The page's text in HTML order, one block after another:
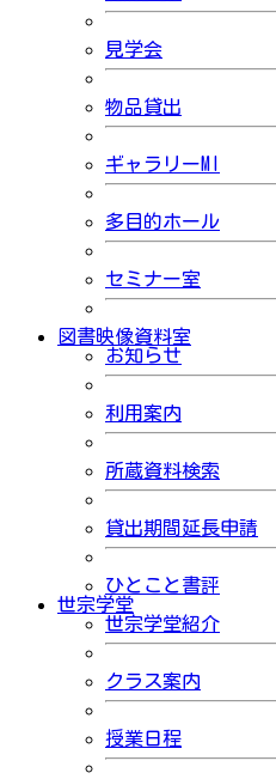
見学会
物品貸出
ギャラリーMI
多目的ホール
セミナー室
図書映像資料室
お知らせ
利用案内
所蔵資料検索
貸出期間延長申請
ひとこと書評
世宗学堂
世宗学堂紹介
クラス案内
授業日程